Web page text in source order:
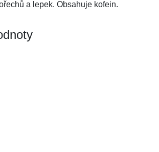
a lepek. Obsahuje kofein.